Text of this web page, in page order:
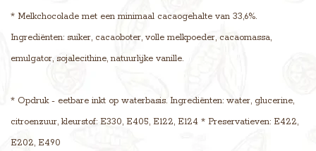
* Melkchocolade met een minimaal cacaogehalte van 33,6%.
Ingrediënten: suiker, cacaoboter, volle melkpoeder, cacaomassa,
emulgator, sojalecithine, natuurlijke vanille.
* Opdruk - eetbare inkt op waterbasis. Ingrediënten: water, glucerine,
citroenzuur, kleurstof: E330, E405, E122, E124 * Preservatieven: E422,
E202, E490